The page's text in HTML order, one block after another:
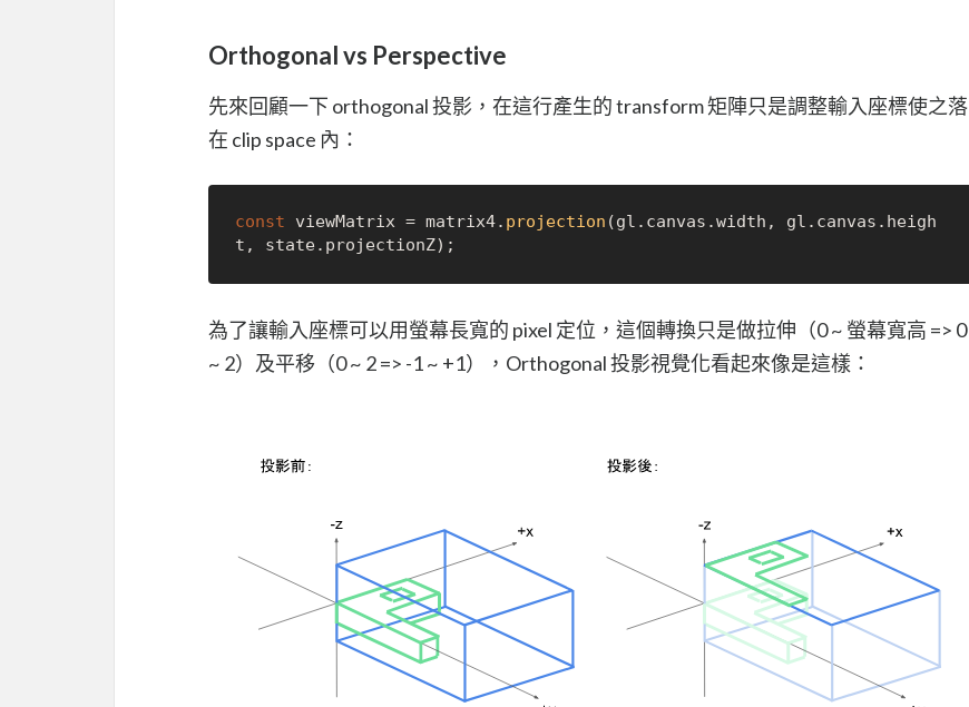
Orthogonal vs Perspective
先來回顧一下 orthogonal 投影，在這行產生的 transform 矩陣只是調整輸入座標使之落
在 clip space 內：
const viewMatrix = matrix4. projection (gl. canvas .width , gl. canvas . heigh
t , state. projectionZ
為了讓輸入座標可以用螢幕長寬的 pixel 定位，這個轉換只是做拉伸（0 ~ 螢幕寬高 => 0
~ 2）及平移（0 ~ 2 => -1 ~ +1），Orthogonal 投影視覺化看起來像是這樣：